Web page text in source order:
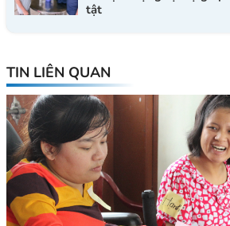
tật
TIN LIÊN QUAN